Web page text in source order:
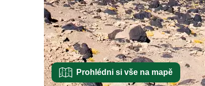
Prohlédni si vše na mapě